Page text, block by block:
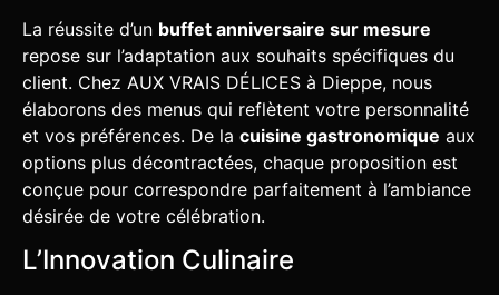
La réussite d’un buffet anniversaire sur mesure
repose sur l’adaptation aux souhaits spécifiques du
client. Chez AUX VRAIS DÉLICES à Dieppe, nous
élaborons des menus qui reflètent votre personnalité
et vos préférences. De la cuisine gastronomique aux
options plus décontractées, chaque proposition est
conçue pour correspondre parfaitement à l’ambiance
désirée de votre célébration.
L’Innovation Culinaire